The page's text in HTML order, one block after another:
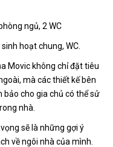
ngủ, 2 WC
hoạt chung, WC.
Movic không chỉ đặt tiêu
mà các thiết kế bên
cho gia chủ có thể sử
nhà.
sẽ là những gợi ý
về ngôi nhà của mình.